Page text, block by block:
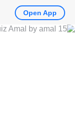
Open App